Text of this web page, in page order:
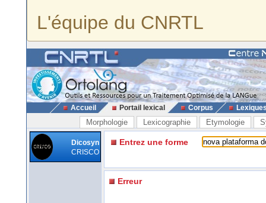
L'équipe du CNRTL
Accueil Portail lexical Corpus
Morphologie Lexicographie Etymologie
Dicosyn
CRISCO
Entrez une forme
Erreur